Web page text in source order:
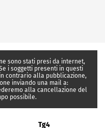
sono stati presi da internet,
i soggetti presenti in questi
contrario alla pubblicazione,
inviando una mail a:
alla cancellazione del
possibile.
Tg4